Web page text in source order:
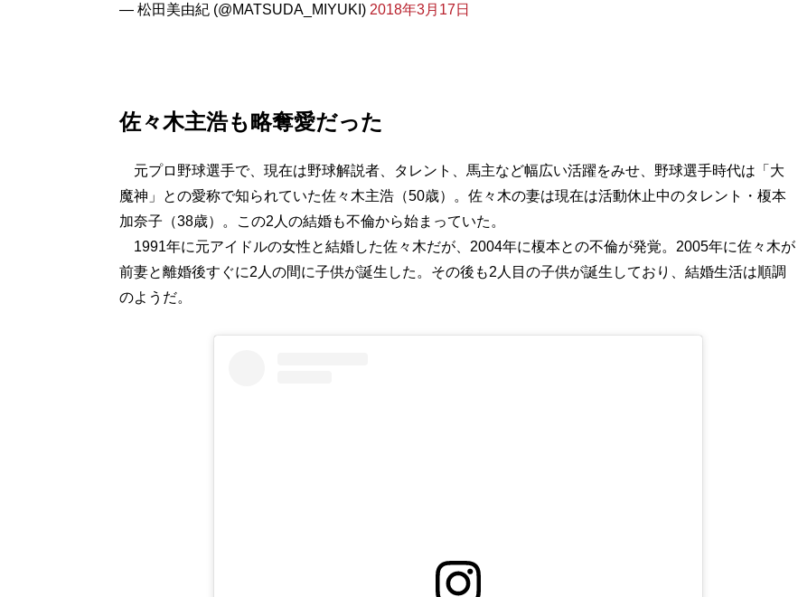
— 松田美由紀 (@MATSUDA_MIYUKI) 2018年3月17日
佐々木主浩も略奪愛だった
元プロ野球選手で、現在は野球解説者、タレント、馬主など幅広い活躍をみせ、野球選手時代は「大
魔神」との愛称で知られていた佐々木主浩（50歳）。佐々木の妻は現在は活動休止中のタレント・榎本
加奈子（38歳）。この2人の結婚も不倫から始まっていた。
1991年に元アイドルの女性と結婚した佐々木だが、2004年に榎本との不倫が発覚。2005年に佐々木が
前妻と離婚後すぐに2人の間に子供が誕生した。その後も2人目の子供が誕生しており、結婚生活は順調
のようだ。